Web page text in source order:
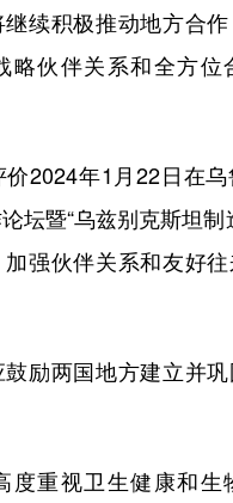
积极推动地方合作
略伙伴关系和全方位
年1月22日在乌
坛暨“乌兹别克斯坦制
强伙伴关系和友好
两国地方建立并巩
重视卫生健康和生